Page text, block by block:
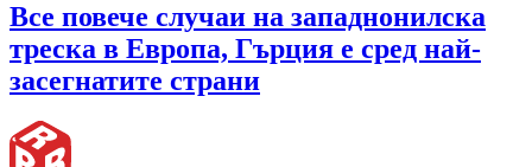
Все повече случаи на западнонилска
треска в Европа, Гърция е сред най-
засегнатите страни